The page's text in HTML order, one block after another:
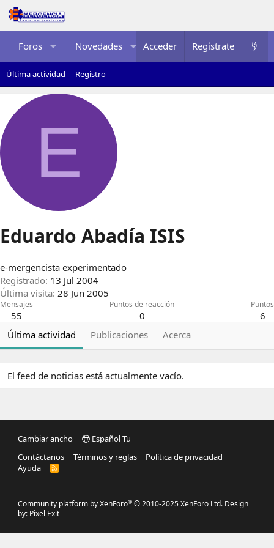
Foros Novedades Multimedia Recursos
Acceder Regístrate
Última actividad Registro
E
Eduardo Abadía ISIS
e-mergencista experimentado
Registrado 13 Jul 2004
Última visita 28 Jun 2005
Mensajes
55
Puntos de reacción
0
Puntos
6
Última actividad
Publicaciones Acerca
El feed de noticias está actualmente vacío.
Cambiar ancho
Español Tu
Contáctanos
Términos y reglas
Política de privacidad
Ayuda
R
Community platform by XenForo® © 2010-2025 XenForo Ltd. Design
by: Pixel Exit